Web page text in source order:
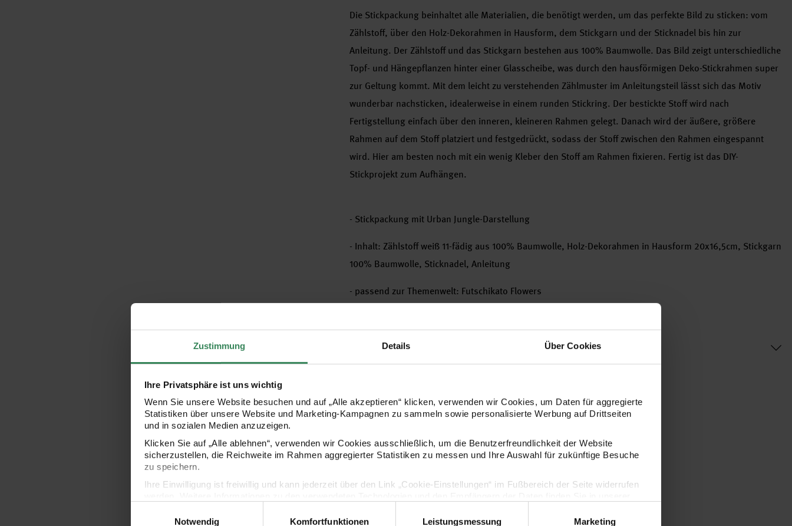
Zustimmung Details Über Cookies
Ihre Privatsphäre ist uns wichtig
Wenn Sie unsere Website besuchen und auf „Alle akzeptieren“ klicken, verwenden wir Cookies, um Daten für aggregierte
Statistiken über unsere Website und Marketing-Kampagnen zu sammeln sowie personalisierte Werbung auf Drittseiten
und in sozialen Medien anzuzeigen.
Klicken Sie auf „Alle ablehnen“, verwenden wir Cookies ausschließlich, um die Benutzerfreundlichkeit der Website
sicherzustellen, die Reichweite im Rahmen aggregierter Statistiken zu messen und Ihre Auswahl für zukünftige Besuche
zu speichern.
Ihre Einwilligung ist freiwillig und kann jederzeit über den Link „Cookie-Einstellungen“ im Fußbereich der Seite widerrufen
Notwendig
Komfortfunktionen Leistungsmessung Marketing
Die Stickpackung beinhaltet alle Materialien, die benötigt werden, um das perfekte Bild zu sticken: vom
Zählstoff, über den Holz-Dekorahmen in Hausform, dem Stickgarn und der Sticknadel bis hin zur
Anleitung. Der Zählstoff und das Stickgarn bestehen aus 100% Baumwolle. Das Bild zeigt unterschiedliche
Topf- und Hängepflanzen hinter einer Glasscheibe, was durch den hausförmigen Deko-Stickrahmen super
zur Geltung kommt. Mit dem leicht zu verstehenden Zählmuster im Anleitungsteil lässt sich das Motiv
wunderbar nachsticken, idealerweise in einem runden Stickring. Der bestickte Stoff wird nach
Fertigstellung einfach über den inneren, kleineren Rahmen gelegt. Danach wird der äußere, größere
Rahmen auf dem Stoff platziert und festgedrückt, sodass der Stoff zwischen den Rahmen eingespannt
wird. Hier am besten noch mit ein wenig Kleber den Stoff am Rahmen fixieren. Fertig ist das DIY-
Stickprojekt zum Aufhängen.
- Stickpackung mit Urban Jungle-Darstellung
- Inhalt: Zählstoff weiß 11-fädig aus 100% Baumwolle, Holz-Dekorahmen in Hausform 20x16,5cm, Stickgarn
100% Baumwolle, Sticknadel, Anleitung
- passend zur Themenwelt: Futschikato Flowers
Hersteller
Kaufempfehlung